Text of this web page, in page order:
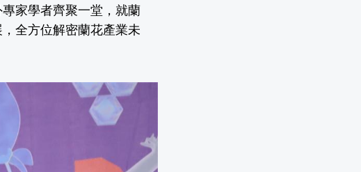
家學者齊聚一堂，就蘭
全方位解密蘭花產業未